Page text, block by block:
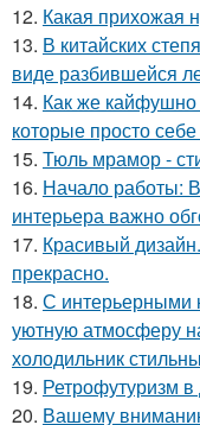
12. Какая прихожая
13. В китайских
виде разбившейся
14. Как же
которые просто
15. Тюль мрамор -
16. Начало работы:
интерьера важно
17. Красивый
прекрасно.
18. С интерьерными
уютную атмосферу
холодильник
19. Ретрофутуризм
20. Вашему